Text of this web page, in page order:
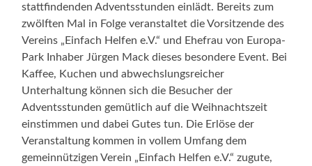
stattfindenden Adventsstunden einlädt. Bereits zum
zwölften Mal in Folge veranstaltet die Vorsitzende des
Vereins „Einfach Helfen e.V.“ und Ehefrau von Europa-
Park Inhaber Jürgen Mack dieses besondere Event. Bei
Kaffee, Kuchen und abwechslungsreicher
Unterhaltung können sich die Besucher der
Adventsstunden gemütlich auf die Weihnachtszeit
einstimmen und dabei Gutes tun. Die Erlöse der
Veranstaltung kommen in vollem Umfang dem
gemeinnützigen Verein „Einfach Helfen e.V.“ zugute,